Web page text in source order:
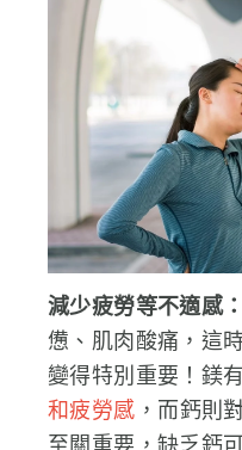
減少疲勞等不適感
憊、肌肉酸痛，這
變得特別重要！鎂
和疲勞感 ，而鈣則